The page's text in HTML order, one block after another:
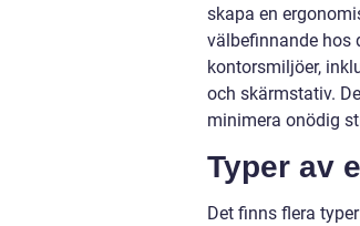
skapa en
välbefinnande hos
kontorsmiljöer,
och skärmstativ.
minimera onödig
Typer av
Det finns flera